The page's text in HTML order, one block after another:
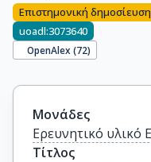
Επιστημονική
uoadl:3073640
OpenAlex (72)
Μονάδες
Ερευνητικό υλικό
Τίτλος